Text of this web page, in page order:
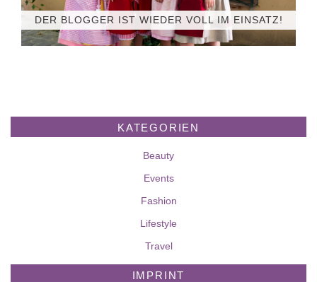
DER BLOGGER IST WIEDER VOLL IM EINSATZ!
KATEGORIEN
Beauty
Events
Fashion
Lifestyle
Travel
IMPRINT